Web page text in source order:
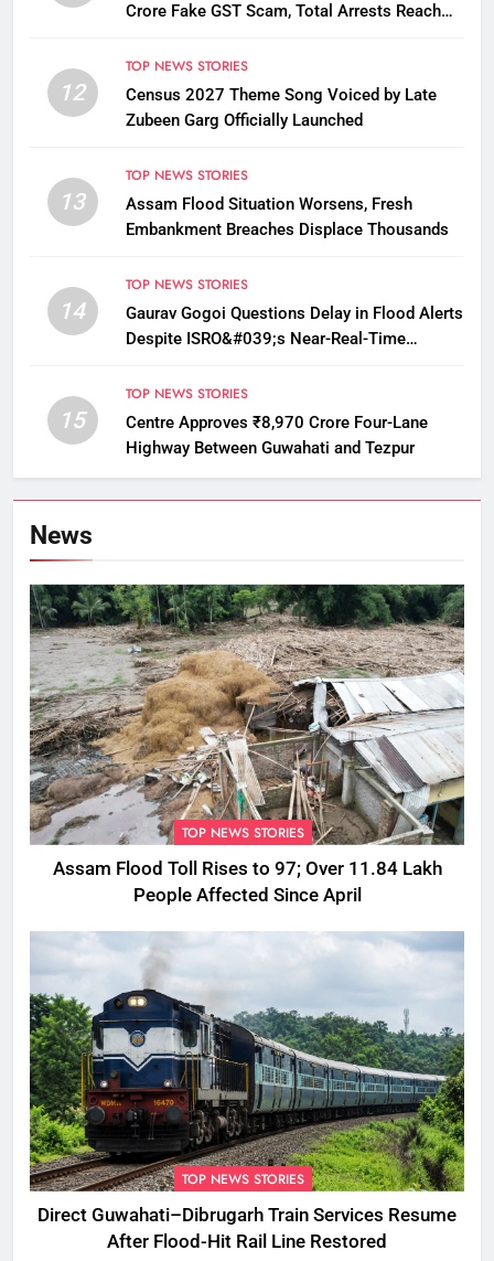
Crore Fake GST Scam, Total Arrests Reach
12
TOP NEWS STORIES
Census 2027 Theme Song Voiced by Late
Zubeen Garg Officially Launched
13
TOP NEWS STORIES
Assam Flood Situation Worsens, Fresh
Embankment Breaches Displace Thousands
14
TOP NEWS STORIES
Gaurav Gogoi Questions Delay in Flood Alerts
Despite ISRO&#039;s Near-Real-Time
15
TOP NEWS STORIES
Centre Approves ₹8,970 Crore Four-Lane
Highway Between Guwahati and Tezpur
News
TOP NEWS STORIES
Assam Flood Toll Rises to 97; Over 11.84 Lakh
People Affected Since April
TOP NEWS STORIES
Direct Guwahati–Dibrugarh Train Services Resume
After Flood-Hit Rail Line Restored